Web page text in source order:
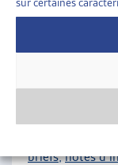
FORUM
COFF,
éducation;
briefs;notes